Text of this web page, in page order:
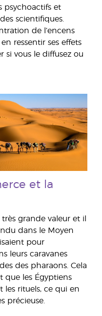
psychoactifs et
scientifiques.
de l’encens
ressentir ses effets
si vous le diffusez ou
et la
grande valeur et il
dans le Moyen
pour
leurs caravanes
des pharaons. Cela
que les Égyptiens
les rituels, ce qui en
précieuse.